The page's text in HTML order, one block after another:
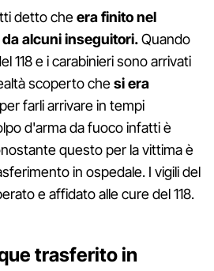
detto cheera finito nel
alcuni inseguitori.Quando
118 e i carabinieri sono arrivati
scoperto chesi era
farli arrivare in tempi
d'arma da fuoco infatti è
questo per la vittima è
in ospedale. I vigili del
e affidato alle cure del 118.
trasferito in